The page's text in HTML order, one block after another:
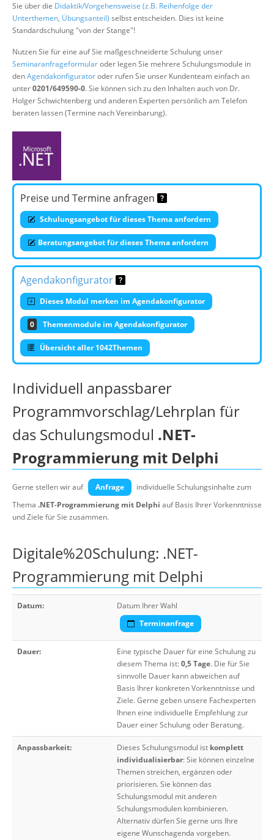
Sie über die Didaktik/Vorgehensweise (z.B. Reihenfolge der
Unterthemen, Übungsanteil) selbst entscheiden. Dies ist keine
Standardschulung "von der Stange"!
Nutzen Sie für eine auf Sie maßgeschneiderte Schulung unser
Seminaranfrageformularoder legen Sie mehrere Schulungsmodule in
denAgendakonfiguratoroder rufen Sie unser Kundenteam einfach an
unter0201/649590-0. Sie können sich zu den Inhalten auch von Dr.
Holger Schwichtenberg und anderen Experten persönlich am Telefon
beraten lassen (Termine nach Vereinbarung).
Preise und Termine anfragen
Schulungsangebot für dieses Thema anfordern
Beratungsangebot für dieses Thema anfordern
Agendakonfigurator
Dieses Modul merken im Agendakonfigurator
0 Themenmodule im Agendakonfigurator
Übersicht aller 1042Themen
Individuell anpassbarer
Programmvorschlag/Lehrplan für
das Schulungsmodul .NET-
Programmierung mit Delphi
Gerne stellen wir auf Anfrage
individuelle Schulungsinhalte zum
Thema .NET-Programmierung mit Delphi auf Basis Ihrer Vorkenntnisse
und Ziele für Sie zusammen.
Digitale%20Schulung: .NET-
Programmierung mit Delphi
Datum:
Datum Ihrer Wahl
Terminanfrage
Dauer:
Eine typische Dauer für eine Schulung zu
diesem Thema ist:0,5 Tage. Die für Sie
sinnvolle Dauer kann abweichen auf
Basis Ihrer konkreten Vorkenntnisse und
Ziele. Gerne geben unsere Fachexperten
Ihnen eine individuelle Empfehlung zur
Dauer einer Schulung oder Beratung.
Anpassbarkeit: Dieses Schulungsmodul ist komplett
individualisierbar: Sie können einzelne
Themen streichen, ergänzen oder
priorisieren. Sie können das
Schulungsmodul mit anderen
Schulungsmodulen kombinieren.
Alternativ dürfen Sie gerne uns Ihre
eigene Wunschagenda vorgeben.